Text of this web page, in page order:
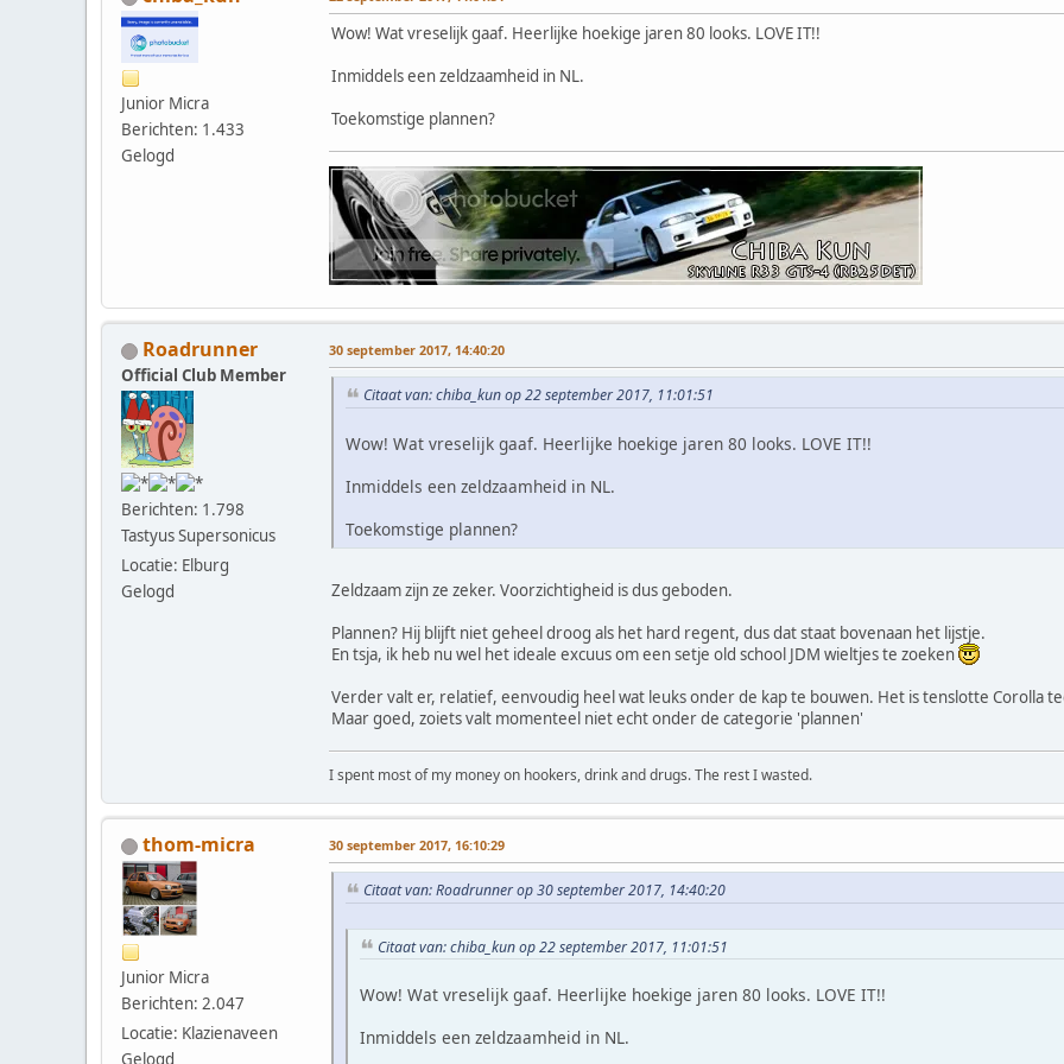
Junior Micra
Berichten: 1.433
Gelogd
Wow! Wat vreselijk gaaf. Heerlijke hoekige jaren 80 looks. LOVE IT!!
Inmiddels een zeldzaamheid in NL.
Toekomstige plannen?
Roadrunner
Official Club Member
Berichten: 1.798
Tastyus Supersonicus
Locatie: Elburg
Gelogd
30 september 2017, 14:40:20
Citaat van: chiba_kun op 22 september 2017, 11:01:51
Wow! Wat vreselijk gaaf. Heerlijke hoekige jaren 80 looks. LOVE IT!!
Inmiddels een zeldzaamheid in NL.
Toekomstige plannen?
Zeldzaam zijn ze zeker. Voorzichtigheid is dus geboden.
Plannen? Hij blijft niet geheel droog als het hard regent, dus dat staat bovenaan het lijstje.
En tsja, ik heb nu wel het ideale excuus om een setje old school JDM wieltjes te zoeken
Verder valt er, relatief, eenvoudig heel wat leuks onder de kap te bouwen. Het is tenslotte Corolla
Maar goed, zoiets valt momenteel niet echt onder de categorie 'plannen'
I spent most of my money on hookers, drink and drugs. The rest I wasted.
thom-micra
Junior Micra
Berichten: 2.047
Locatie: Klazienaveen
Gelogd
30 september 2017, 16:10:29
Citaat van: Roadrunner op 30 september 2017, 14:40:20
Citaat van: chiba_kun op 22 september 2017, 11:01:51
Wow! Wat vreselijk gaaf. Heerlijke hoekige jaren 80 looks. LOVE IT!!
Inmiddels een zeldzaamheid in NL.